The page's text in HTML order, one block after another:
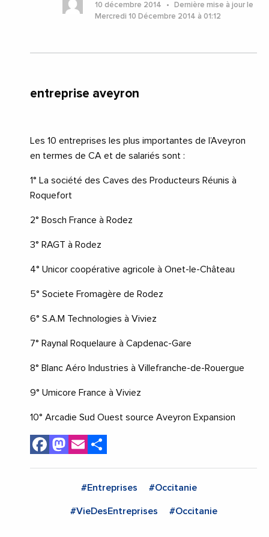
10 décembre 2014
Dernière mise à jour le
Mercredi 10 Décembre 2014 à 01:12
entreprise aveyron
Les 10 entreprises les plus importantes de l’Aveyron
en termes de CA et de salariés sont :
1° La société des Caves des Producteurs Réunis à
Roquefort
2° Bosch France à Rodez
3° RAGT à Rodez
4° Unicor coopérative agricole à Onet-le-Château
5° Societe Fromagère de Rodez
6° S.A.M Technologies à Viviez
7° Raynal Roquelaure à Capdenac-Gare
8° Blanc Aéro Industries à Villefranche-de-Rouergue
9° Umicore France à Viviez
10° Arcadie Sud Ouest source Aveyron Expansion
Facebook
Mastodon
Email
#Entreprises #Occitanie
#VieDesEntreprises #Occitanie